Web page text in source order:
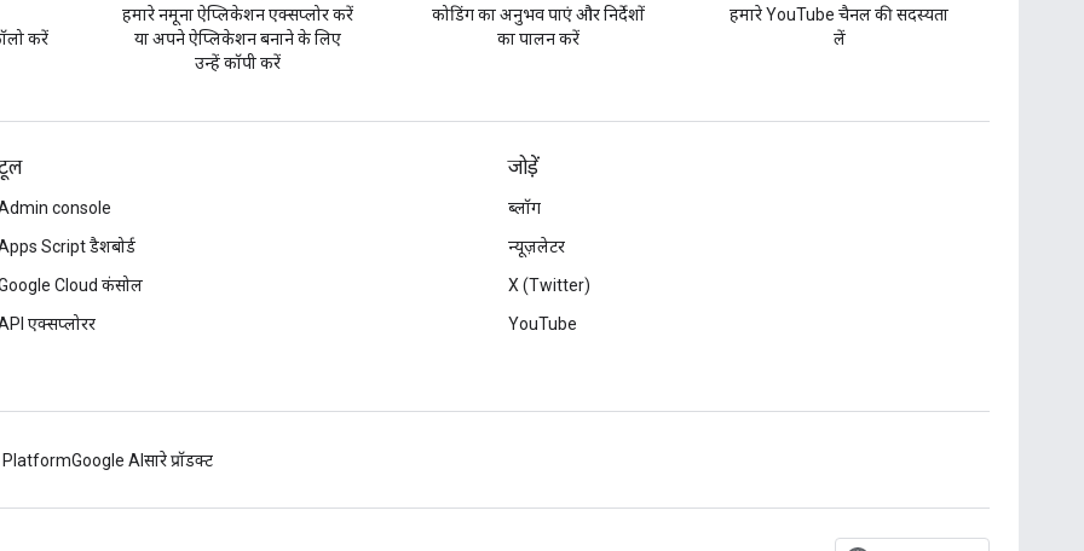
करें
हमारे नमूना ऐप्लिकेशन एक्सप्लोर करें
या अपने ऐप्लिकेशन बनाने के लिए
उन्हें कॉपी करें
कोडिंग का अनुभव पाएं और निर्देशों
का पालन करें
हमारे YouTube चैनल की सदस्यता
लें
console
Script डैशबोर्ड
Cloud कंसोल
एक्सप्लोरर
जोड़ें
ब्लॉग
न्यूज़लेटर
X (Twitter)
YouTube
PlatformGoogle AI सारे प्रॉडक्ट